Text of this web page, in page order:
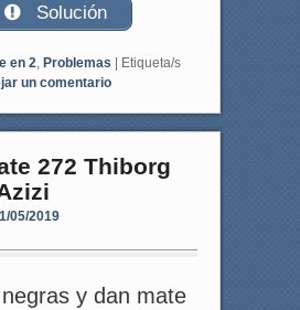
Solución
en 2, Problemas
Etiqueta/s
un comentario
272 Thiborg
05/2019
y dan mate